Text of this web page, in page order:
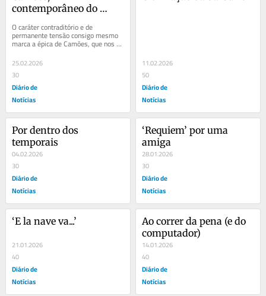
contemporâneo do
O caráter contraditório e de
permanente tensão consigo mesmo
marca a épica de Camões, que nos
ensinaram a ser obra de pura
celebração e louvor....
25.02.2026
30
Diário de
Notícias
11.02.2026
50
Diário de
Notícias
Por dentro dos
temporais
04.02.2026
30
Diário de
Notícias
‘Requiem’ por uma
amiga
28.01.2026
30
Diário de
Notícias
‘E la nave va...’
21.01.2026
40
Diário de
Notícias
Ao correr da pena (e do
computador)
14.01.2026
40
Diário de
Notícias